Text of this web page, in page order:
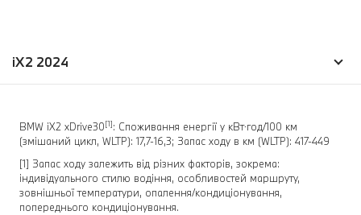
iX2 2024
BMW iX2 xDrive30[1]: Споживання енергії у кВт⋅год/100 км
(змішаний цикл, WLTP): 17,7-16,3; Запас ходу в км (WLTP): 417-449
[1] Запас ходу залежить від різних факторів, зокрема:
індивідуального стилю водіння, особливостей маршруту,
зовнішньої температури, опалення/кондиціонування,
попереднього кондиціонування.